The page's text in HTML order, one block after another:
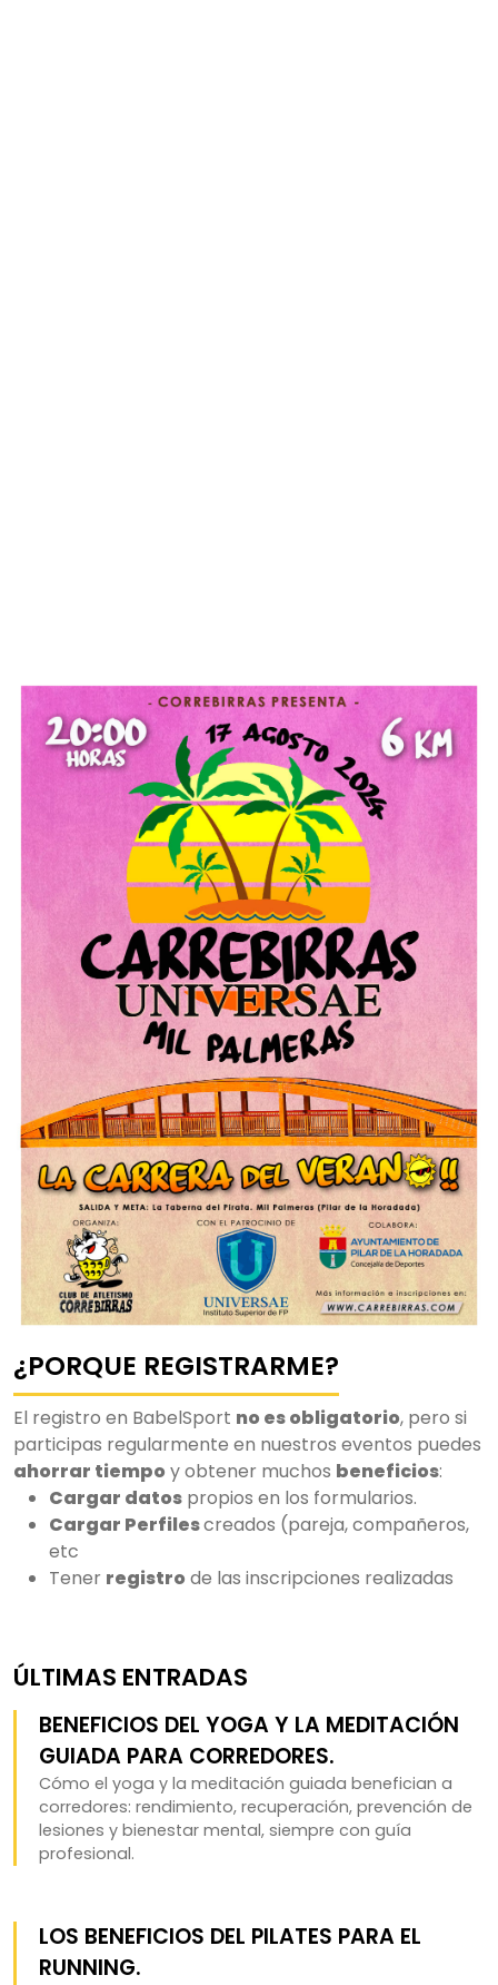
¿PORQUE REGISTRARME?
El registro en BabelSport no es obligatorio, pero si
participas regularmente en nuestros eventos puedes
ahorrar tiempo y obtener muchos beneficios:
Cargar datos propios en los formularios.
Cargar Perfilescreados (pareja, compañeros,
etc
Tener registro de las inscripciones realizadas
ÚLTIMAS ENTRADAS
BENEFICIOS DEL YOGA Y LA MEDITACIÓN
GUIADA PARA CORREDORES.
Cómo el yoga y la meditación guiada benefician a
corredores: rendimiento, recuperación, prevención de
lesiones y bienestar mental, siempre con guía
profesional.
LOS BENEFICIOS DEL PILATES PARA EL
RUNNING.